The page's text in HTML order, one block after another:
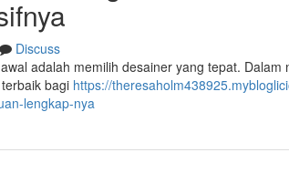
Discuss
adalah memilih desainer yang tepat.
bagi https://
lengkap-nya